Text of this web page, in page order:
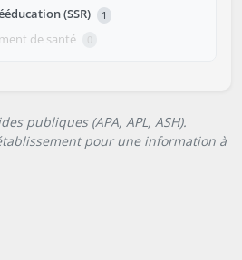
(SSR) 1
de santé 0
publiques (APA, APL, ASH).
pour une information à